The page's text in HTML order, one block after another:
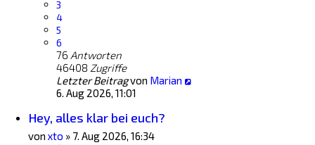
3
4
5
6
76 Antworten
46408 Zugriffe
Letzter Beitragvon Marian
6. Aug 2026, 11:01
Hey, alles klar bei euch?
von xto » 7. Aug 2026, 16:34